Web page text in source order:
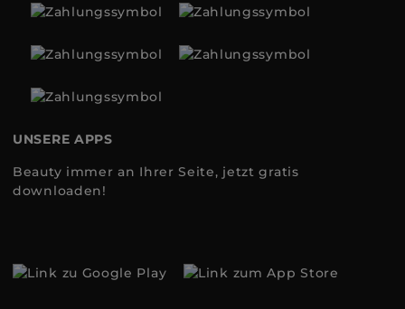
UNSERE APPS
Beauty immer an Ihrer Seite, jetzt gratis
downloaden!